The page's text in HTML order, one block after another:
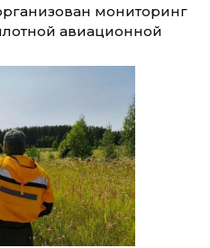
мониторинг
авиационной